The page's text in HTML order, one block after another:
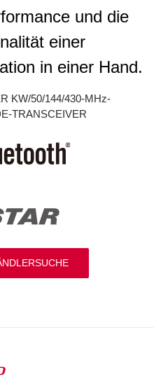
und die
einer
in einer Hand.
KW/50/144/430-MHz-
TRANSCEIVER